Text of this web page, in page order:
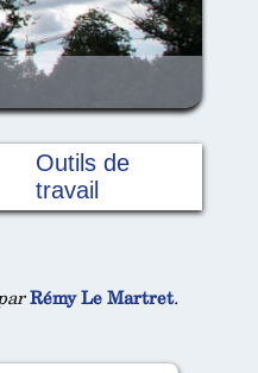
Outils de
travail
Rémy Le Martret.